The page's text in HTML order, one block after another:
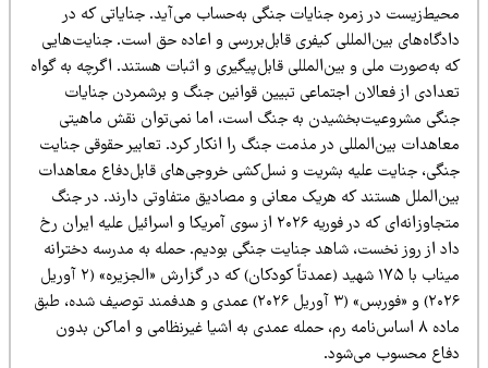
در زمره جنایات جنگی به‌حساب می‌آید. جنایاتی که در
بین‌المللی کیفری قابل‌بررسی و اعاده حق است. جنایت‌هایی
به‌صورت ملی و بین‌المللی قابل‌پیگیری و اثبات هستند. اگرچه به گواه
از فعالان اجتماعی تبیین قوانین جنگ و برشمردن جنایات
مشروعیت‌بخشیدن به جنگ است، اما نمی‌توان نقش ماهیتی
بین‌المللی در مذمت جنگ را انکار کرد. تعابیر حقوقی جنایت
جنایت علیه بشریت و نسل‌کشی خروجی‌های قابل‌دفاع معاهدات
هستند که هریک معانی و مصادیق متفاوتی دارند. در جنگ
متجاوزانه‌ای که در فوریه ۲۰۲۶ از سوی آمریکا و اسرائیل علیه ایران رخ
از روز نخست، شاهد جنایت جنگی بودیم. حمله به مدرسه دخترانه
میناب با ۱۷۵ شهید (عمدتاً کودکان) که در گزارش «الجزیره» (۲ آوریل
۲۰۲۶) و «فوربس» (۳ آوریل ۲۰۲۶) عمدی و هدفمند توصیف شده، طبق
ماده ۸ اساس‌نامه رم، حمله عمدی به اشیا غیرنظامی و اماکن بدون
محسوب می‌شود.